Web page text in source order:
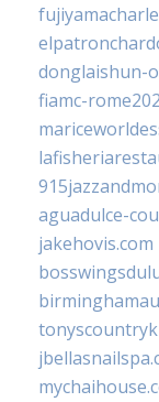
donglaishun-
fiamc-
aguadulce-
jakehovis.com